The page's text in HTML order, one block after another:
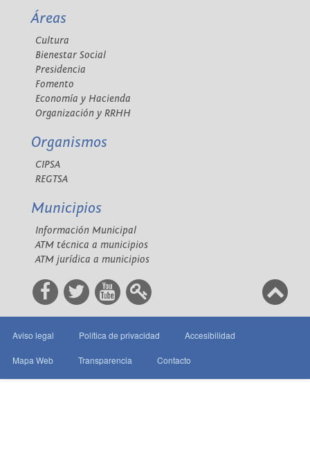
Áreas
Cultura
Bienestar Social
Presidencia
Fomento
Economía y Hacienda
Organización y RRHH
Organismos
CIPSA
REGTSA
Municipios
Información Municipal
ATM técnica a municipios
ATM jurídica a municipios
Aviso legal Política de privacidad Accesibilidad
Mapa Web Transparencia Contacto